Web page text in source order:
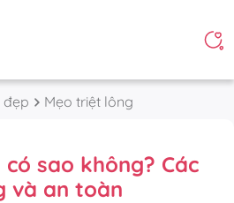
đẹp Mẹo triệt lông
sao không? Các
và an toàn